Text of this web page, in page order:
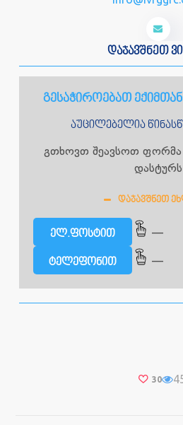
დაჯავშნეთ
გესაჭიროებათ
აუცილებელია
გთხოვთ შეავსოთ
დასტურს
ᲓᲐᲯᲐᲕᲨᲜᲔᲗ
ელ.ფოსტით —
ტელეფონით —
30